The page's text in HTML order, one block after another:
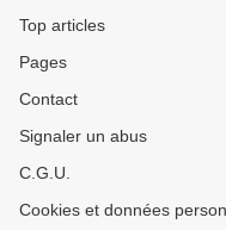
Top articles
Pages
Contact
Signaler un abus
C.G.U.
Cookies et données